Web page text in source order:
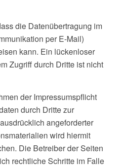
die Datenübertragung im
per E-Mail)
kann. Ein lückenloser
Zugriff durch Dritte ist nicht
der Impressumspflicht
durch Dritte zur
angeforderter
wird hiermit
Die Betreiber der Seiten
rechtliche Schritte im Falle